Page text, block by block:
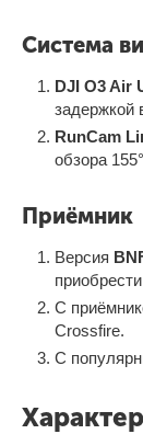
Система
DJI O3 Air
задержкой
RunCam
обзора
Приёмник
Версия
С
Crossfire.
С